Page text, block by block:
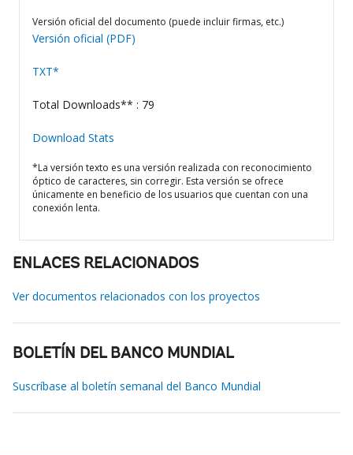
Versión oficial del documento (puede incluir firmas, etc.)
Versión oficial (PDF)
TXT*
Total Downloads** : 79
Download Stats
*La versión texto es una versión realizada con reconocimiento
óptico de caracteres, sin corregir. Esta versión se ofrece
únicamente en beneficio de los usuarios que cuentan con una
conexión lenta.
ENLACES RELACIONADOS
Ver documentos relacionados con los proyectos
BOLETÍN DEL BANCO MUNDIAL
Suscríbase al boletín semanal del Banco Mundial